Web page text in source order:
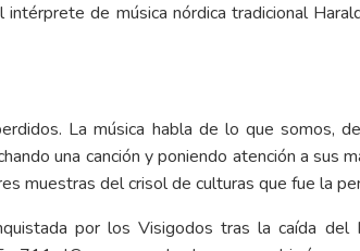
de música nórdica tradicional
La música habla de lo que somos,
una canción y poniendo atención a sus
muestras del crisol de culturas que fue la
por los Visigodos tras la caída del